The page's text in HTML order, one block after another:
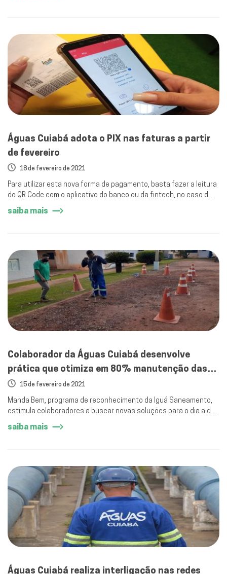
Águas Cuiabá adota o PIX nas faturas a partir
de fevereiro
18 de fevereiro de 2021
Para utilizar esta nova forma de pagamento, basta fazer a leitura
do QR Code com o aplicativo do banco ou da fintech, no caso das
carteiras digitais.
saiba mais
Colaborador da Águas Cuiabá desenvolve
prática que otimiza em 80% manutenção das
redes de abastecimento
15 de fevereiro de 2021
Manda Bem, programa de reconhecimento da Iguá Saneamento,
estimula colaboradores a buscar novas soluções para o dia a dia
da operação.
saiba mais
Águas Cuiabá realiza interligação nas redes